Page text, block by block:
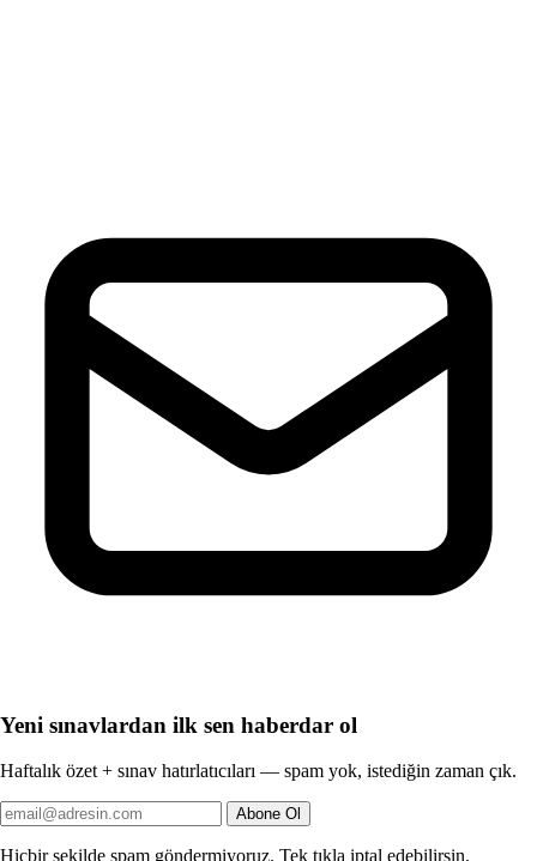
Yeni sınavlardan ilk sen haberdar ol
Haftalık özet + sınav hatırlatıcıları — spam yok, istediğin zaman çık.
Abone Ol
Hiçbir şekilde spam göndermiyoruz. Tek tıkla iptal edebilirsin.